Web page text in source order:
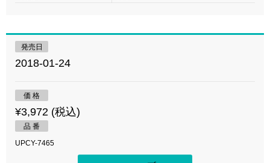
発売日
2018-01-24
価 格
¥3,972 (税込)
品 番
UPCY-7465